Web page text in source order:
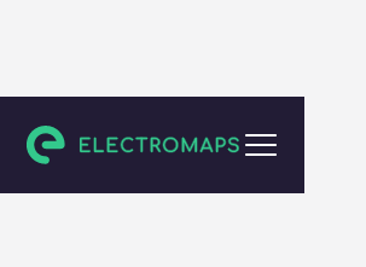
Amsterdam